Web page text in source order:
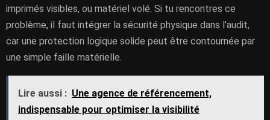
imprimés visibles, ou matériel volé. Si tu rencontres ce
problème, il faut intégrer la sécurité physique dans l’audit,
car une protection logique solide peut être contournée par
une simple faille matérielle.
Lire aussi : Une agence de référencement,
indispensable pour optimiser la visibilité